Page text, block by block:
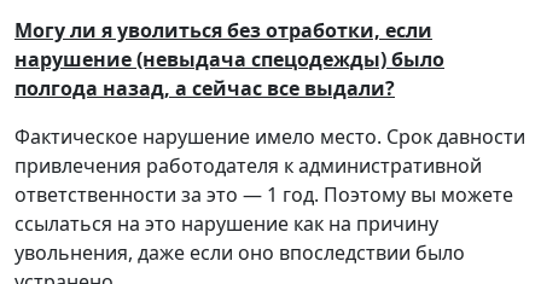
Могу ли я уволиться без отработки, если
нарушение (невыдача спецодежды) было
полгода назад, а сейчас все выдали?
Фактическое нарушение имело место. Срок давности
привлечения работодателя к административной
ответственности за это — 1 год. Поэтому вы можете
ссылаться на это нарушение как на причину
увольнения, даже если оно впоследствии было